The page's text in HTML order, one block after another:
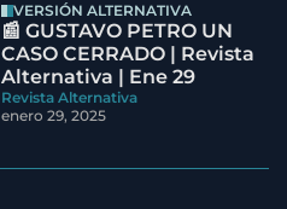
VERSIÓN ALTERNATIVA
📰 GUSTAVO PETRO UN
CASO CERRADO | Revista
Alternativa | Ene 29
Revista Alternativa
enero 29, 2025